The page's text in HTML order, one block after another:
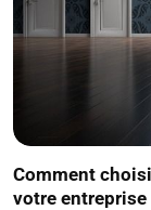
Comment
votre entreprise